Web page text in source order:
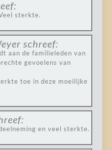
sterkte.
schreef:
aan de familieleden van
gevoelens van
toe in deze moeilijke
en veel sterkte.